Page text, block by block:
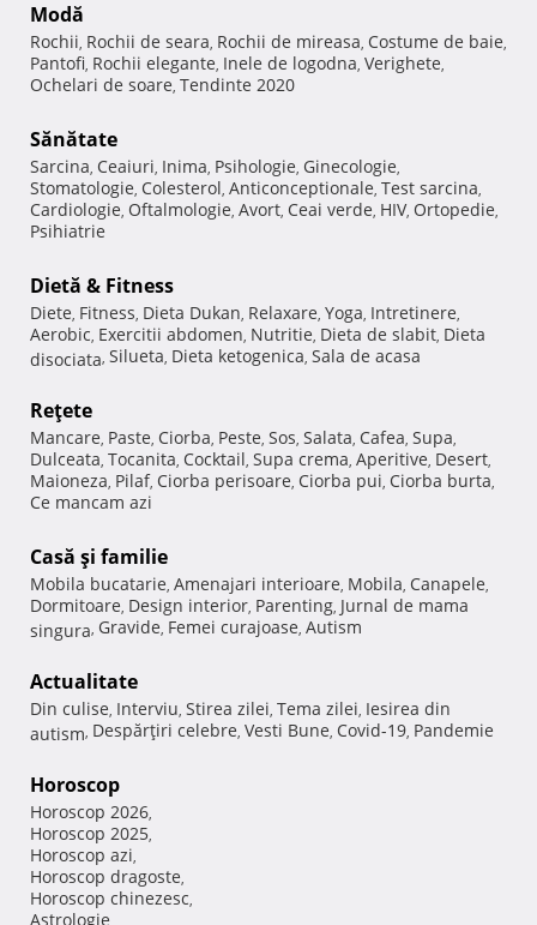
Modă
Rochii, Rochii de seara, Rochii de mireasa, Costume de baie,
Pantofi, Rochii elegante, Inele de logodna, Verighete,
Ochelari de soare, Tendinte 2020
Sănătate
Sarcina, Ceaiuri, Inima, Psihologie, Ginecologie,
Stomatologie, Colesterol, Anticonceptionale, Test sarcina,
Cardiologie, Oftalmologie, Avort, Ceai verde, HIV, Ortopedie,
Psihiatrie
Dietă & Fitness
Diete, Fitness, Dieta Dukan, Relaxare, Yoga, Intretinere,
Aerobic, Exercitii abdomen, Nutritie, Dieta de slabit, Dieta
disociata, Silueta, Dieta ketogenica, Sala de acasa
Reţete
Mancare, Paste, Ciorba, Peste, Sos, Salata, Cafea, Supa,
Dulceata, Tocanita, Cocktail, Supa crema, Aperitive, Desert,
Maioneza, Pilaf, Ciorba perisoare, Ciorba pui, Ciorba burta,
Ce mancam azi
Casă şi familie
Mobila bucatarie, Amenajari interioare, Mobila, Canapele,
Dormitoare, Design interior, Parenting, Jurnal de mama
singura, Gravide, Femei curajoase, Autism
Actualitate
Din culise, Interviu, Stirea zilei, Tema zilei, Iesirea din
autism, Despărţiri celebre, Vesti Bune, Covid-19, Pandemie
Horoscop
Horoscop 2026,
Horoscop 2025,
Horoscop azi,
Horoscop dragoste,
Horoscop chinezesc,
Astrologie